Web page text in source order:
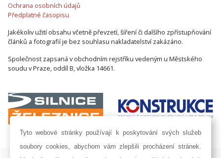
Ochrana osobních údajů
Předplatné časopisu
Jakékoliv užití obsahu včetně převzetí, šíření či dalšího zpřístupňování
článků a fotografií je bez souhlasu nakladatelství zakázáno.
Společnost zapsaná v obchodním rejstříku vedeným u Městského
soudu v Praze, oddíl B, vložka 14661.
Tyto webové stránky používají k poskytování svých služeb
soubory cookies, abychom vám zlepšili procházení stránek.